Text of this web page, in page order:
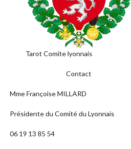
Tarot Comite lyonnais
Contact
Mme Françoise MILLARD
Présidente du Comité du Lyonnais
06 19 13 85 54